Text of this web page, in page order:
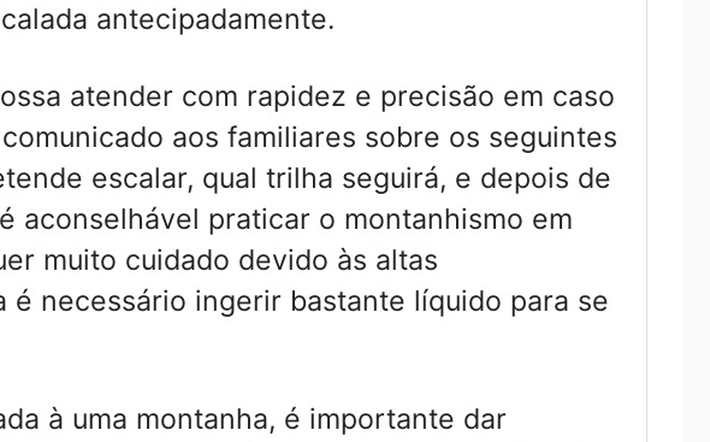
antecipadamente.
atender com rapidez e precisão em caso
aos familiares sobre os seguintes
escalar, qual trilha seguirá, e depois de
aconselhável praticar o montanhismo em
muito cuidado devido às altas
é necessário ingerir bastante líquido para se
à uma montanha, é importante dar